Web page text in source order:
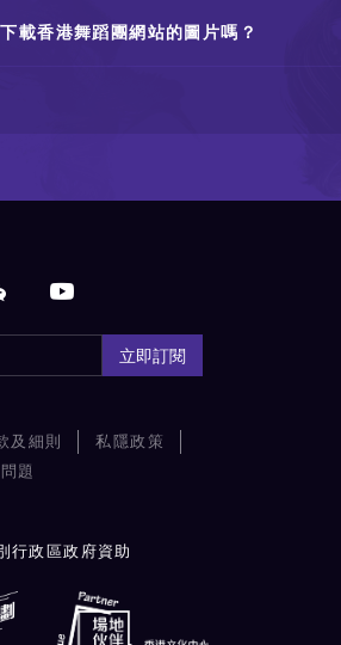
載香港舞蹈團網站的圖片嗎？
立即訂閱
及細則
私隱政策
題
行政區政府資助